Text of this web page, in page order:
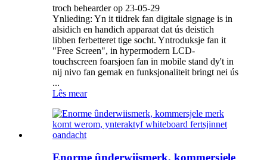
troch behearder op 23-05-29
Ynlieding: Yn it tiidrek fan digitale signage is in
alsidich en handich apparaat dat ús deistich
libben ferbetteret tige socht. Yntroduksje fan it
"Free Screen", in hypermodern LCD-
touchscreen foarsjoen fan in mobile stand dy't in
nij nivo fan gemak en funksjonaliteit bringt nei ús
...
Lês mear